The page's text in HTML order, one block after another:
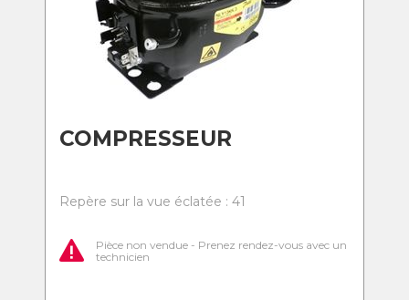
COMPRESSEUR
Repère sur la vue éclatée : 41
Pièce non vendue - Prenez rendez-vous avec un
technicien